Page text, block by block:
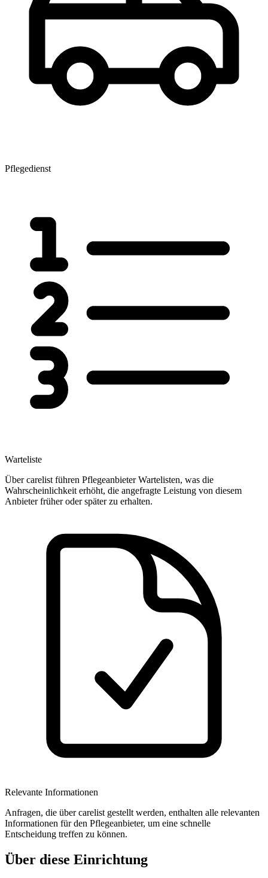
Pflegedienst
Warteliste
Über carelist führen Pflegeanbieter Wartelisten, was die
Wahrscheinlichkeit erhöht, die angefragte Leistung von diesem
Anbieter früher oder später zu erhalten.
Relevante Informationen
Anfragen, die über carelist gestellt werden, enthalten alle relevanten
Informationen für den Pflegeanbieter, um eine schnelle
Entscheidung treffen zu können.
Über diese Einrichtung